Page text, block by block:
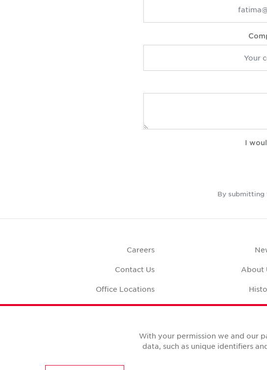
I
By submitting
About
Case
Careers
Contact Us
Office Locations
Corporate Social
With your permission we and our
data, such as unique identifiers